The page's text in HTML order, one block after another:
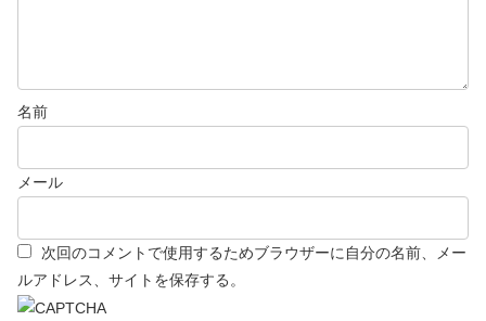
名前
メール
次回のコメントで使用するためブラウザーに自分の名前、メー
ルアドレス、サイトを保存する。